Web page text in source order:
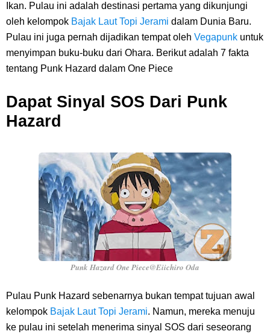
Caranya Disini
7 Fakta Elbaph One Piece, Menjadi Tempat Yang Sangat Ingin
Kamu Termasuk
Arti Bendera Palau, Negara Kepulauan Yang Berada Di Kawasan
Pasifik Barat
Cara Membuat Linktree Instagram, Sangat Mudah Untuk Kamu
Lakukan Sendiri
7 Fakta Gaban One Piece, Orang Yang Telah Memberikan Kunci Borgol
Ikan. Pulau ini adalah destinasi pertama yang dikunjungi
oleh kelompok Bajak Laut Topi Jerami dalam Dunia Baru.
Pulau ini juga pernah dijadikan tempat oleh Vegapunk untuk
menyimpan buku-buku dari Ohara. Berikut adalah 7 fakta
tentang Punk Hazard dalam One Piece
Dapat Sinyal SOS Dari Punk
Hazard
Punk Hazard One Piece@Eiichiro Oda
Pulau Punk Hazard sebenarnya bukan tempat tujuan awal
kelompok Bajak Laut Topi Jerami. Namun, mereka menuju
ke pulau ini setelah menerima sinyal SOS dari seseorang